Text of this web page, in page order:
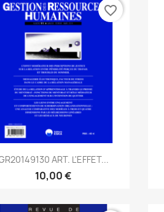
Aperçu rapide
ART. L'EFFET...
10,00 €
favorite_border